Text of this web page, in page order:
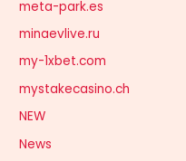
meta-park.es
minaevlive.ru
my-1xbet.com
mystakecasino.ch
NEW
News